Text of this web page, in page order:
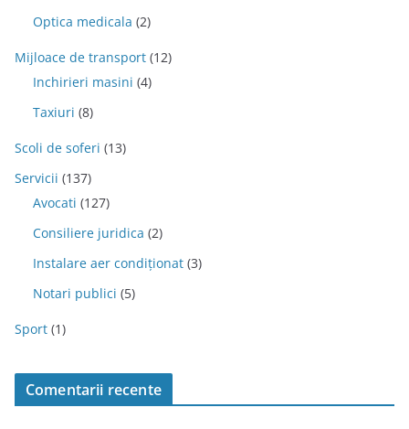
Optica medicala (2)
Mijloace de transport (12)
Inchirieri masini (4)
Taxiuri (8)
Scoli de soferi (13)
Servicii (137)
Avocati (127)
Consiliere juridica (2)
Instalare aer condiționat (3)
Notari publici (5)
Sport (1)
Comentarii recente